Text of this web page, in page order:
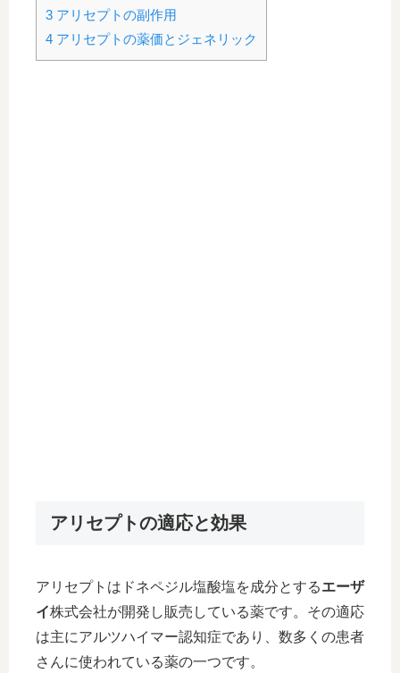
3 アリセプトの副作用
4 アリセプトの薬価とジェネリック
アリセプトの適応と効果
アリセプトはドネペジル塩酸塩を成分とするエーザ
イ株式会社が開発し販売している薬です。その適応
は主にアルツハイマー認知症であり、数多くの患者
さんに使われている薬の一つです。